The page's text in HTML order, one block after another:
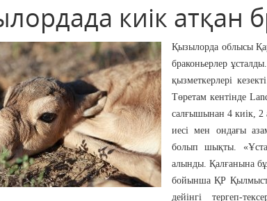
киік атқан
Қызылорда облысы
браконьерлер
қызметкерлері
Төретам кентінде
салғышынан 4 киік, 2
иесі мен ондағы
болып шықты.
алынды. Қалғанына
бойынша ҚР
дейінгі тергеп-